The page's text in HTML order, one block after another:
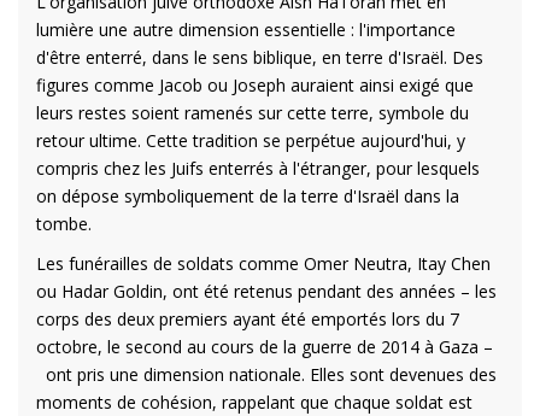
lumière une autre dimension essentielle : l'importance
d'être enterré, dans le sens biblique, en terre d'Israël. Des
figures comme Jacob ou Joseph auraient ainsi exigé que
leurs restes soient ramenés sur cette terre, symbole du
retour ultime. Cette tradition se perpétue aujourd'hui, y
compris chez les Juifs enterrés à l'étranger, pour lesquels
on dépose symboliquement de la terre d'Israël dans la
tombe.
Les funérailles de soldats comme Omer Neutra, Itay Chen
ou Hadar Goldin, ont été retenus pendant des années – les
corps des deux premiers ayant été emportés lors du 7
octobre, le second au cours de la guerre de 2014 à Gaza –
ont pris une dimension nationale. Elles sont devenues des
moments de cohésion, rappelant que chaque soldat est